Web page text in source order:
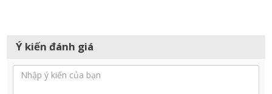
Ý kiến đánh giá